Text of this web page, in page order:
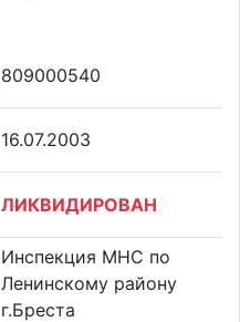
809000540
16.07.2003
ЛИКВИДИРОВАН
Инспекция МНС по
Ленинскому району
г.Бреста